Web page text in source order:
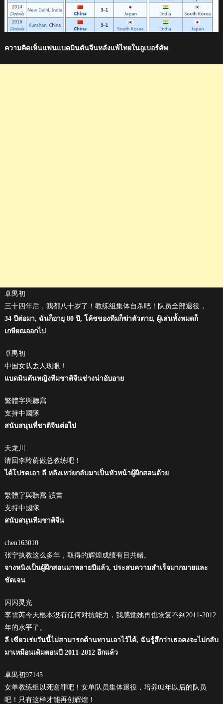
ความคิดเห็นแฟนแบดมินตันจีนหลังแพ้ไทยในอูเบอร์คัพ
卓禺初
三十四年后，我都八十岁了！教练组集体自杀吧！队员全部退役，
34 ปีต่อมา, ฉันก็อายุ 80 ปี, โค้ชของทีมก็ฆ่าตัวตาย, ผู้เล่นทั้งหมดก็
เกษียณออกไป
卓禺初
中国女队丟人现眼！
แบดมินตันหญิงทีมชาติจีนช่างน่าอับอาย
繁體字與聽寫
支持中國隊
สนับสนุนที่ชาติจีนต่อไป
天龙川
请回李玲蔚做总教练吧！
ได้โปรดเอา ลี หลิงเหว่ยกลับมาเป็นหัวหน้าผู้ฝีกสอนด้วย
繁體字與聽寫-讀書
支持中國隊
สนับสนุนทีมชาติจีน
chen163010
张宁执教这么多年，取得的辉煌成绩有目共睹。
จางหนิงเป็นผู้ฝึกสอนมาหลายปีแล้ว, ประสบความสำเร็จมากมายและ
ชัดเจน
闪闪灵光
李雪芮今天根本没有任何对抗能力，我感觉她再也恢复不到2011-2012
年的水平了。
ลี เซียวเร่ยวันนี้ไม่สามารถต้านทานเอาไว้ได้, ฉันรู้สึกว่าเธอคงจะไม่กลับ
มาเหมือนเดิมตอนปี 2011-2012 อีกแล้ว
卓禺初97145
女单教练组以死谢罪吧！女单队员集体退役，培养02年以后的队员
吧！只有这样才能再创辉煌！